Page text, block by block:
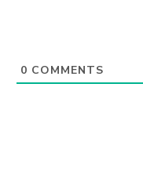
0 COMMENTS